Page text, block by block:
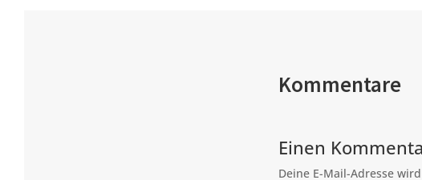
Kommentare
Einen
Deine E-Mail-Adresse